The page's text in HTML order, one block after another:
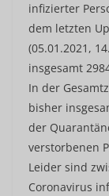
infizierter
dem letzten
(05.01.2021,
insgesamt
In der
bisher
der
verstorbenen
Leider sind
Coronavirus